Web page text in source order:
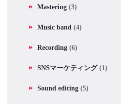
Mastering (3)
Music band (4)
Recording (6)
SNSマーケティング(1)
Sound editing (5)